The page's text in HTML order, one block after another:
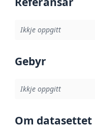
Ikkje oppgitt
Gebyr
Ikkje oppgitt
Om datasettet